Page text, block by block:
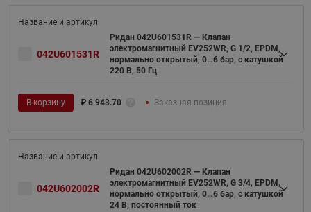
042U601531R
Ридан 042U601531R — Клапан
электромагнитный EV252WR, G 1/2, EPDM,
нормально открытый, 0…6 бар, с катушкой
220 В, 50 Гц
В корзину ₽ 6 943.70 Заказная позиция
042U602002R
Ридан 042U602002R — Клапан
электромагнитный EV252WR, G 3/4, EPDM,
нормально открытый, 0…6 бар, с катушкой
24 В, постоянный ток